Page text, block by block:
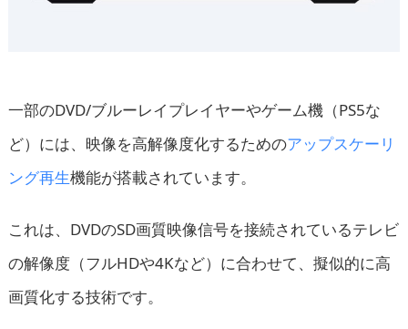
一部のDVD/ブルーレイプレイヤーやゲーム機（PS5な
ど）には、映像を高解像度化するためのアップスケーリ
ング再生機能が搭載されています。
これは、DVDのSD画質映像信号を接続されているテレビ
の解像度（フルHDや4Kなど）に合わせて、擬似的に高
画質化する技術です。